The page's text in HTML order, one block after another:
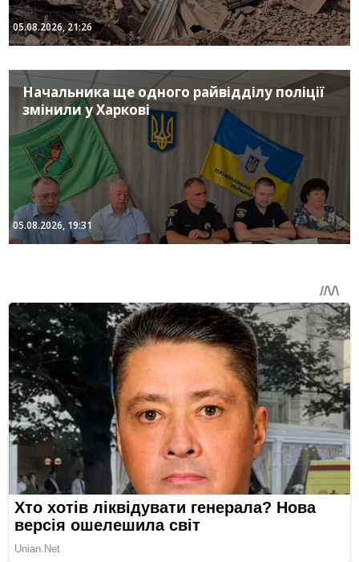
05.08.2026, 21:26
Начальника ще одного райвідділу поліції
змінили у Харкові
05.08.2026, 19:31